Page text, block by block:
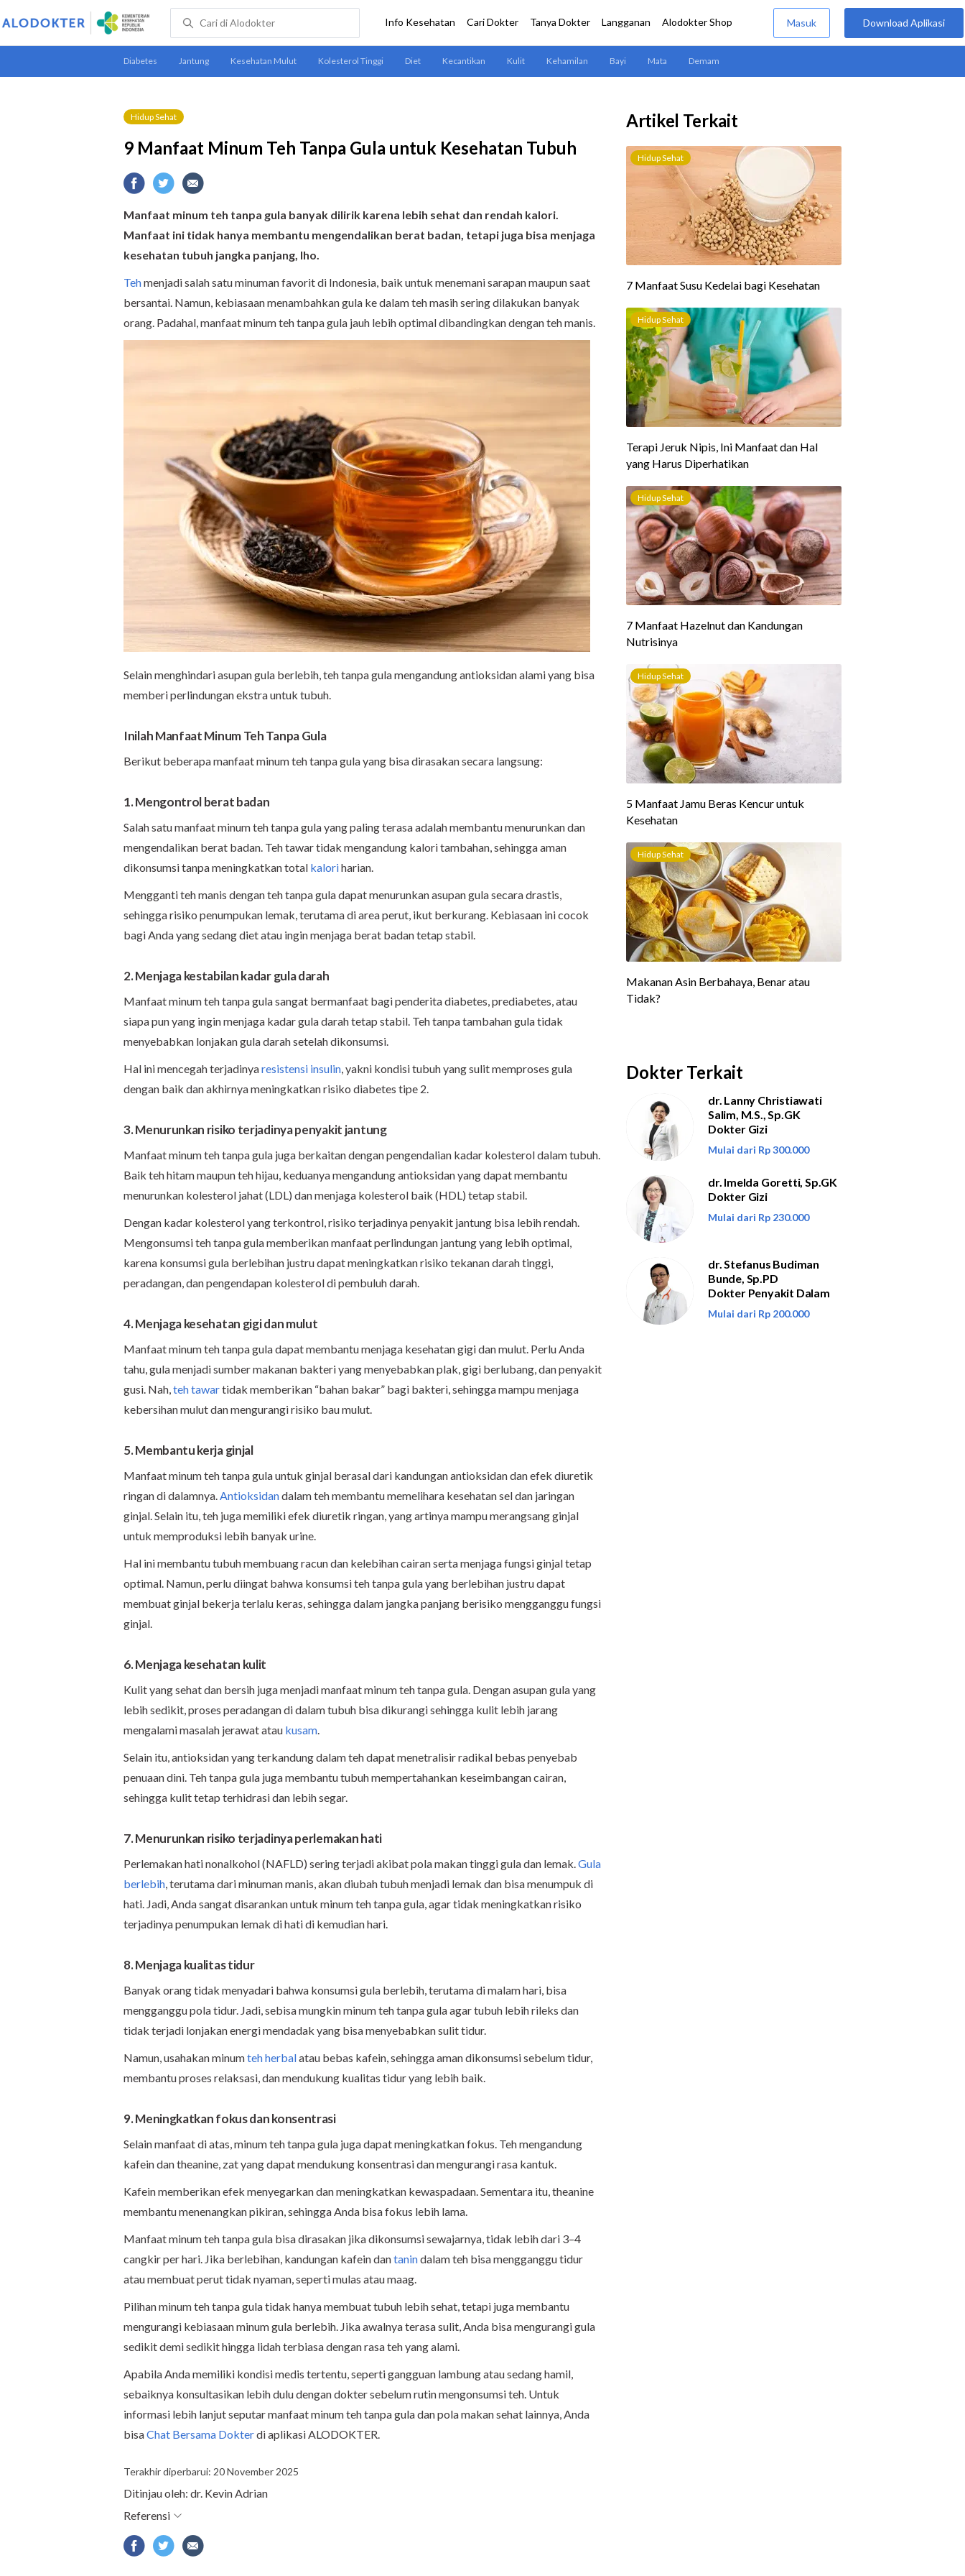
Hidup Sehat
9 Manfaat Minum Teh Tanpa Gula untuk Kesehatan Tubuh
Manfaat minum teh tanpa gula banyak dilirik karena lebih sehat dan rendah kalori.
Manfaat ini tidak hanya membantu mengendalikan berat badan, tetapi juga bisa menjaga
kesehatan tubuh jangka panjang, lho.
Tehmenjadi salah satu minuman favorit di Indonesia, baik untuk menemani sarapan maupun saat
bersantai. Namun, kebiasaan menambahkan gula ke dalam teh masih sering dilakukan banyak
orang. Padahal, manfaat minum teh tanpa gula jauh lebih optimal dibandingkan dengan teh manis.
Selain menghindari asupan gula berlebih, teh tanpa gula mengandung antioksidan alami yang bisa
memberi perlindungan ekstra untuk tubuh.
Inilah Manfaat Minum Teh Tanpa Gula
Berikut beberapa manfaat minum teh tanpa gula yang bisa dirasakan secara langsung:
1. Mengontrol berat badan
Salah satu manfaat minum teh tanpa gula yang paling terasa adalah membantu menurunkan dan
mengendalikan berat badan. Teh tawar tidak mengandung kalori tambahan, sehingga aman
dikonsumsi tanpa meningkatkan total kaloriharian.
Mengganti teh manis dengan teh tanpa gula dapat menurunkan asupan gula secara drastis,
sehingga risiko penumpukan lemak, terutama di area perut, ikut berkurang. Kebiasaan ini cocok
bagi Anda yang sedang diet atau ingin menjaga berat badan tetap stabil.
2. Menjaga kestabilan kadar gula darah
Manfaat minum teh tanpa gula sangat bermanfaat bagi penderita diabetes, prediabetes, atau
siapa pun yang ingin menjaga kadar gula darah tetap stabil. Teh tanpa tambahan gula tidak
menyebabkan lonjakan gula darah setelah dikonsumsi.
Hal ini mencegah terjadinyaresistensi insulin, yakni kondisi tubuh yang sulit memproses gula
dengan baik dan akhirnya meningkatkan risiko diabetes tipe 2.
3. Menurunkan risiko terjadinya penyakit jantung
Manfaat minum teh tanpa gula juga berkaitan dengan pengendalian kadar kolesterol dalam tubuh.
Baik teh hitam maupun teh hijau, keduanya mengandung antioksidan yang dapat membantu
menurunkan kolesterol jahat (LDL) dan menjaga kolesterol baik (HDL) tetap stabil.
Dengan kadar kolesterol yang terkontrol, risiko terjadinya penyakit jantung bisa lebih rendah.
Mengonsumsi teh tanpa gula memberikan manfaat perlindungan jantung yang lebih optimal,
karena konsumsi gula berlebihan justru dapat meningkatkan risiko tekanan darah tinggi,
peradangan, dan pengendapan kolesterol di pembuluh darah.
4. Menjaga kesehatan gigi dan mulut
Manfaat minum teh tanpa gula dapat membantu menjaga kesehatan gigi dan mulut. Perlu Anda
tahu, gula menjadi sumber makanan bakteri yang menyebabkan plak, gigi berlubang, dan penyakit
gusi. Nah,teh tawartidak memberikan “bahan bakar” bagi bakteri, sehingga mampu menjaga
kebersihan mulut dan mengurangi risiko bau mulut.
5. Membantu kerja ginjal
Manfaat minum teh tanpa gula untuk ginjal berasal dari kandungan antioksidan dan efek diuretik
ringan di dalamnya.Antioksidandalam teh membantu memelihara kesehatan sel dan jaringan
ginjal. Selain itu, teh juga memiliki efek diuretik ringan, yang artinya mampu merangsang ginjal
untuk memproduksi lebih banyak urine.
Hal ini membantu tubuh membuang racun dan kelebihan cairan serta menjaga fungsi ginjal tetap
optimal. Namun, perlu diingat bahwa konsumsi teh tanpa gula yang berlebihan justru dapat
membuat ginjal bekerja terlalu keras, sehingga dalam jangka panjang berisiko mengganggu fungsi
ginjal.
6. Menjaga kesehatan kulit
Kulit yang sehat dan bersih juga menjadi manfaat minum teh tanpa gula. Dengan asupan gula yang
lebih sedikit, proses peradangan di dalam tubuh bisa dikurangi sehingga kulit lebih jarang
mengalami masalah jerawat atau kusam.
Selain itu, antioksidan yang terkandung dalam teh dapat menetralisir radikal bebas penyebab
penuaan dini. Teh tanpa gula juga membantu tubuh mempertahankan keseimbangan cairan,
sehingga kulit tetap terhidrasi dan lebih segar.
7. Menurunkan risiko terjadinya perlemakan hati
Perlemakan hati nonalkohol (NAFLD) sering terjadi akibat pola makan tinggi gula dan lemak.Gula
berlebih, terutama dari minuman manis, akan diubah tubuh menjadi lemak dan bisa menumpuk di
hati. Jadi, Anda sangat disarankan untuk minum teh tanpa gula, agar tidak meningkatkan risiko
terjadinya penumpukan lemak di hati di kemudian hari.
8. Menjaga kualitas tidur
Banyak orang tidak menyadari bahwa konsumsi gula berlebih, terutama di malam hari, bisa
mengganggu pola tidur. Jadi, sebisa mungkin minum teh tanpa gula agar tubuh lebih rileks dan
tidak terjadi lonjakan energi mendadak yang bisa menyebabkan sulit tidur.
Namun, usahakan minumteh herbalatau bebas kafein, sehingga aman dikonsumsi sebelum tidur,
membantu proses relaksasi, dan mendukung kualitas tidur yang lebih baik.
9. Meningkatkan fokus dan konsentrasi
Selain manfaat di atas, minum teh tanpa gula juga dapat meningkatkan fokus. Teh mengandung
kafein dan theanine, zat yang dapat mendukung konsentrasi dan mengurangi rasa kantuk.
Kafein memberikan efek menyegarkan dan meningkatkan kewaspadaan. Sementara itu, theanine
membantu menenangkan pikiran, sehingga Anda bisa fokus lebih lama.
Manfaat minum teh tanpa gula bisa dirasakan jika dikonsumsi sewajarnya, tidak lebih dari 3–4
cangkir per hari. Jika berlebihan, kandungan kafein dantanindalam teh bisa mengganggu tidur
atau membuat perut tidak nyaman, seperti mulas atau maag.
Pilihan minum teh tanpa gula tidak hanya membuat tubuh lebih sehat, tetapi juga membantu
mengurangi kebiasaan minum gula berlebih. Jika awalnya terasa sulit, Anda bisa mengurangi gula
sedikit demi sedikit hingga lidah terbiasa dengan rasa teh yang alami.
Apabila Anda memiliki kondisi medis tertentu, seperti gangguan lambung atau sedang hamil,
sebaiknya konsultasikan lebih dulu dengan dokter sebelum rutin mengonsumsi teh. Untuk
informasi lebih lanjut seputar manfaat minum teh tanpa gula dan pola makan sehat lainnya, Anda
bisaChat Bersama Dokterdi aplikasi ALODOKTER.
Terakhir diperbarui: 20 November 2025
Artikel Terkait
Dokter Terkait